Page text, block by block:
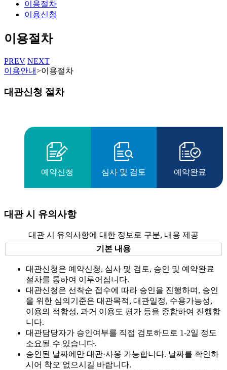
이용절차
이용신청
이용절차
PREV NEXT
이용안내>이용절차
대관신청 절차
예약신청 심사 및 검토 예약완료
대관 시 유의사항
대관 시 유의사항에 대한 정보로 구분, 내용 제공
기본 내용
대관신청은 예약신청, 심사 및 검토, 승인 및 예약완료
절차를 통하여 이루어집니다.
대관신청은 선착순 접수에 따라 승인을 진행하며, 승인
을 위한 심의기준은 대관목적, 대관일정, 수용가능성,
이용의 적합성, 과거 이용도 평가 등을 종합하여 진행합
니다.
대관담당자가 승인여부를 직접 검토하므로 1-2일 정도
소요될 수 있습니다.
승인된 날짜에만 대관·사용 가능합니다. 날짜를 확인하
시어 착오 없으시길 바랍니다.